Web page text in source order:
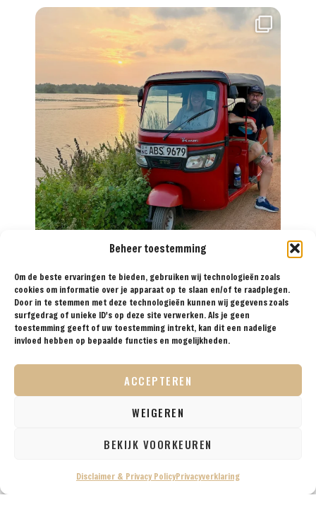
Beheer toestemming
Om de beste ervaringen te bieden, gebruiken wij technologieën zoals
cookies om informatie over je apparaat op te slaan en/of te raadplegen.
Door in te stemmen met deze technologieën kunnen wij gegevens zoals
surfgedrag of unieke ID's op deze site verwerken. Als je geen
toestemming geeft of uw toestemming intrekt, kan dit een nadelige
invloed hebben op bepaalde functies en mogelijkheden.
ACCEPTEREN
WEIGEREN
BEKIJK VOORKEUREN
Disclaimer & Privacy PolicyPrivacyverklaring
Reisprins.nl biedt al sinds 2018 de meest
praktische reistips aan voor de avontuurlijke
reiziger. Met onze tips, reisroutes en
reisverslagen ga je met een gerust hart op reis!
BESTEMMINGEN
TIPS REISVERSLAGEN
OVER
VOLG ONS OP SOCIAL